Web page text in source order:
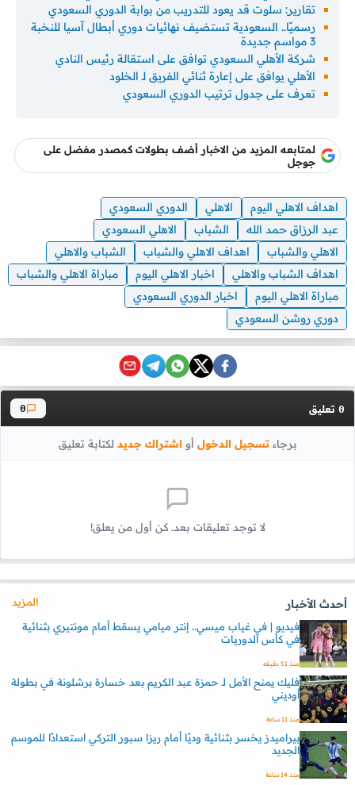
تقارير: سلوت قد يعود للتدريب من بوابة الدوري السعودي
رسميًا.. السعودية تستضيف نهائيات دوري أبطال آسيا للنخبة
3 مواسم جديدة
شركة الأهلي السعودي توافق على استقالة رئيس النادي
الأهلي يوافق على إعارة ثنائي الفريق لـ الخلود
تعرف على جدول ترتيب الدوري السعودي
لمتابعه المزيد من الاخبار أضف بطولات كمصدر مفضل على
جوجل
اهداف الاهلي اليوم الاهلي
الدوري السعودي
عبد الرزاق حمد الله
الشباب
الاهلي السعودي
الاهلي والشباب
اهداف الاهلي والشباب
الشباب والاهلي
اهداف الشباب والاهلي
اخبار الاهلي اليوم
مباراة الاهلي والشباب
مباراة الاهلي اليوم
اخبار الدوري السعودي
دوري روشن السعودي
0 تعليق 0
برجاءتسجيل الدخول أواشتراك جديد لكتابة تعليق
لا توجد تعليقات بعد. كن أول من يعلق!
أحدث الأخبار
المزيد
فيديو | في غياب ميسي.. إنتر ميامي يسقط أمام مونتيري بثنائية
في كأس الدوريات
منذ 51 دقيقه
فليك يمنح الأمل لـ حمزة عبد الكريم بعد خسارة برشلونة في بطولة
أوديني
منذ 11 ساعة
بيراميدز يخسر بثنائية وديًا أمام ريزا سبور التركي استعدادًا للموسم
الجديد
منذ 14 ساعة